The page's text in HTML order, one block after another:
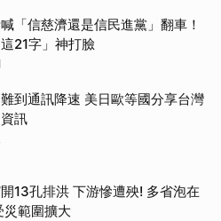
「信慈濟還是信民進黨」翻車！
21字」神打臉
到通訊降速 美日歐等國分享台灣
訊
13孔排洪 下游慘遭殃! 多省泡在
災範圍擴大